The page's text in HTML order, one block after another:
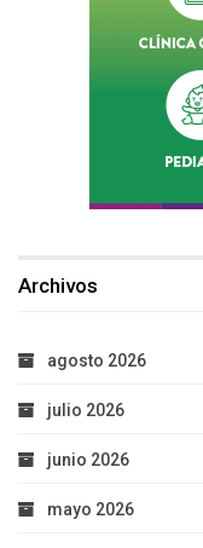
Archivos
agosto 2026
julio 2026
junio 2026
mayo 2026